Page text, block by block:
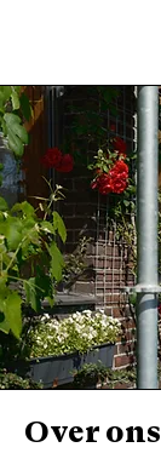
Over ons